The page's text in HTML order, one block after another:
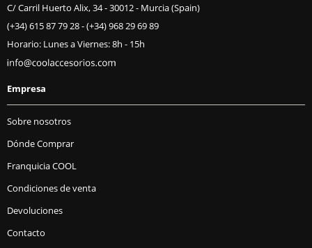
C/ Carril Huerto Alix, 34 - 30012 - Murcia (Spain)
(+34) 615 87 79 28-(+34) 968 29 69 89
Horario: Lunes a Viernes: 8h - 15h
Empresa
Sobre nosotros
Dónde Comprar
Franquicia COOL
Condiciones de venta
Devoluciones
Contacto